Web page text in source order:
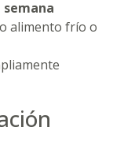
alimento frío o